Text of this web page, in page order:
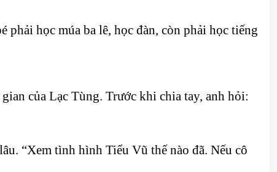
học múa ba lê, học đàn, còn phải học tiếng
của Lạc Tùng. Trước khi chia tay, anh hỏi:
“Xem tình hình Tiểu Vũ thế nào đã. Nếu cô